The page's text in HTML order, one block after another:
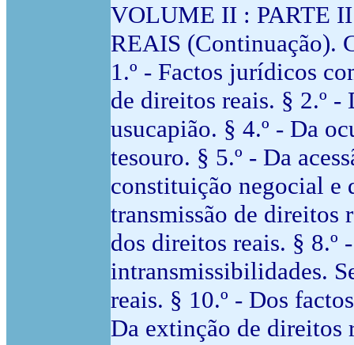
VOLUME II : PARTE
REAIS (Continuação).
1.º - Factos jurídicos
de direitos reais. § 2.º -
usucapião. § 4.º - Da
tesouro. § 5.º - Da
constituição negocial e
transmissão de direitos
dos direitos reais. § 8.º
intransmissibilidades.
reais. § 10.º - Dos
Da extinção de direitos